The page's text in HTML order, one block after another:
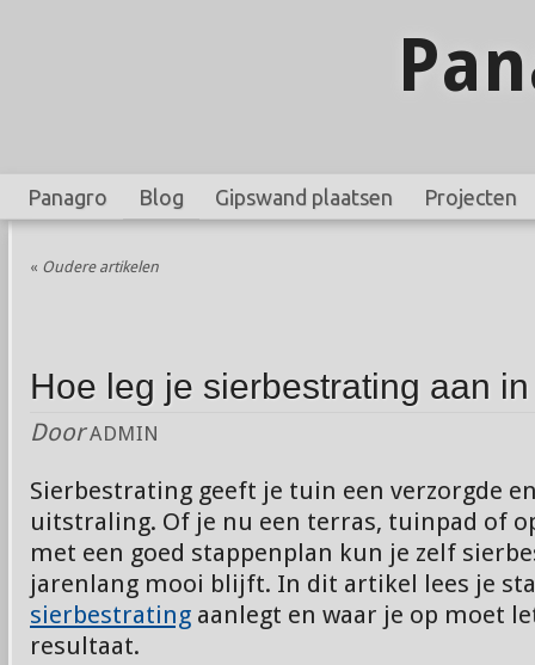
Panagro Blog Gipswand plaatsen Projecten
« Oudere artikelen
Hoe leg je sierbestrating aan
Door ADMIN
Sierbestrating geeft je tuin een verzorgde
uitstraling. Of je nu een terras, tuinpad of
met een goed stappenplan kun je zelf
jarenlang mooi blijft. In dit artikel lees je
sierbestrating aanlegt en waar je op moet
resultaat.